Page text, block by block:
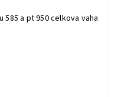
a pt 950 celkova vaha